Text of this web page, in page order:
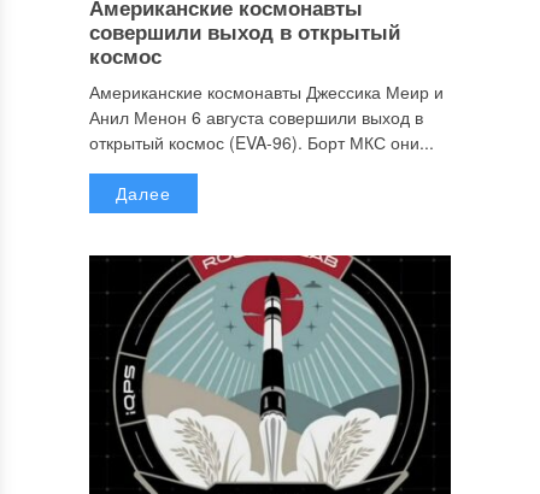
Американские космонавты
совершили выход в открытый
космос
Американские космонавты Джессика Меир и
Анил Менон 6 августа совершили выход в
открытый космос (EVA-96). Борт МКС они...
Далее